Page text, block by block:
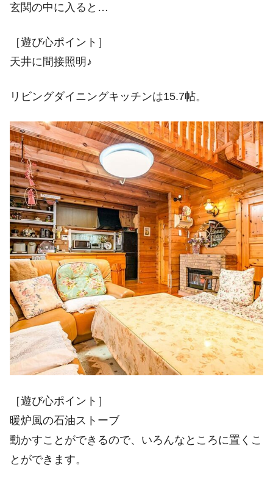
玄関の中に入ると…
［遊び心ポイント］
天井に間接照明♪
リビングダイニングキッチンは15.7帖。
［遊び心ポイント］
暖炉風の石油ストーブ
動かすことができるので、いろんなところに置くこ
とができます。